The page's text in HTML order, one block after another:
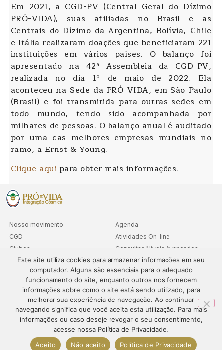
Em 2021, a CGD-PV (Central Geral do Dízimo
PRÓ-VIDA), suas afiliadas no Brasil e as
Centrais do Dízimo da Argentina, Bolívia, Chile
e Itália realizaram doações que beneficiaram 221
instituições em vários países. O balanço foi
apresentado na 42ª Assembleia da CGD-PV,
realizada no dia 1º de maio de 2022. Ela
aconteceu na Sede da PRÓ-VIDA, em São Paulo
(Brasil) e foi transmitida para outras sedes em
todo mundo, tendo sido acompanhada por
milhares de pessoas. O balanço anual é auditado
por uma das melhores empresas mundiais no
ramo, a Ernst & Young.
Clique aqui para obter mais informações.
Nosso movimento
CGD
Clubes
Cooperativa
Departamentos
Sedes
Agenda
Atividades On-line
Consultas Níveis Avançados
© 1995-2024 – PRÓ-VIDA – Todos os direitos reservados. O
conteúdo deste site não pode ser publicado ou redistribuído sem
prévia autorização.
Este site utiliza cookies para armazenar informações em seu
computador. Alguns são essenciais para o adequado
funcionamento do site, enquanto outros nos fornecem
informações sobre como o site está sendo utilizado, para
melhorar sua experiência de navegação. Ao continuar
navegando significa que você aceita esta utilização. Para mais
informações ou caso deseje revogar o seu consentimento,
acesse nossa Política de Privacidade.
Aceito
Não aceito Política de Privacidade